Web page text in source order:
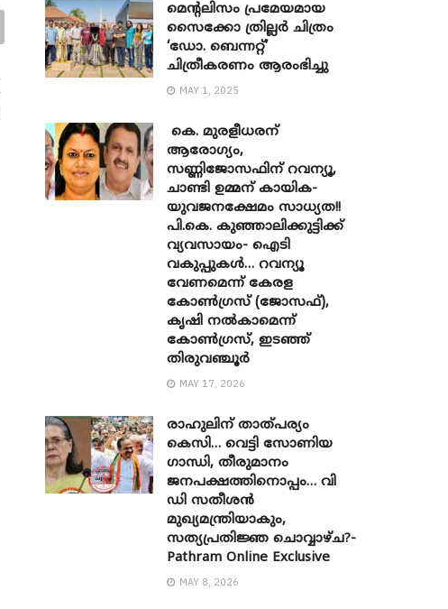
മെന്‍റലിസം പ്രമേയമായ
സൈക്കോ ത്രില്ലർ ചിത്രം
‘ഡോ. ബെന്നറ്റ്’
ചിത്രീകരണം ആരംഭിച്ചു
MAY 1, 2025
കെ. മുരളീധരന്
ആരോഗ്യം,
സണ്ണിജോസഫിന് റവന്യൂ,
ചാണ്ടി ഉമ്മന് കായിക-
യുവജനക്ഷേമം സാധ്യത!!
പി.കെ. കുഞ്ഞാലിക്കുട്ടിക്ക്
വ്യവസായം- ഐടി
വകുപ്പുകൾ… റവന്യൂ
വേണമെന്ന് കേരള
കോൺഗ്രസ് (ജോസഫ്),
കൃഷി നൽകാമെന്ന്
കോൺഗ്രസ്, ഇടഞ്ഞ്
തിരുവഞ്ചൂർ
MAY 17, 2026
രാഹുലിന് താത്പര്യം
കെസി… വെട്ടി സോണിയ ​
ഗാന്ധി, തീരുമാനം
ജനപക്ഷത്തിനൊപ്പം… വി
ഡി സതീശൻ
മുഖ്യമന്ത്രിയാകും,
സത്യപ്രതിജ്ഞ ചൊവ്വാഴ്ച?-
Pathram Online Exclusive
MAY 8, 2026